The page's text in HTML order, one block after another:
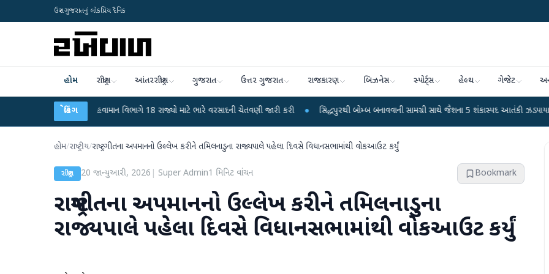
ઉત્તર ગુજરાતનું લોકપ્રિય દૈનિક
હોમ રાષ્ટ્રીય આંતરરાષ્ટ્રીય ગુજરાત ઉત્તર ગુજરાત રાજકારણ બિઝનેસ સ્પોર્ટ્સ હેલ્થ ગેજેટ
બ્રેકિંગ
હવામાન વિભાગે 18 રાજ્યો માટે ભારે વરસાદની ચેતવણી જારી કરી ● સિદ્ધપુરથી બોમ્બ બનાવવાની સામગ્રી સાથે જૈશના 5 શંકાસ્પદ આતંકી ઝડપાયા ● પીએમ
હોમ/રાષ્ટ્રીય/રાષ્ટ્રગીતના અપમાનનો ઉલ્લેખ કરીને તમિલનાડુના રાજ્યપાલે પહેલા દિવસે વિધાનસભામાંથી વોકઆઉટ કર્યું
રાષ્ટ્રીય 20 જાન્યુઆરી, 2026 Super Admin1 મિનિટ વાંચન Bookmark
રાષ્ટ્રગીતના અપમાનનો ઉલ્લેખ કરીને તમિલનાડુના
રાજ્યપાલે પહેલા દિવસે વિધાનસભામાંથી વોકઆઉટ કર્યું